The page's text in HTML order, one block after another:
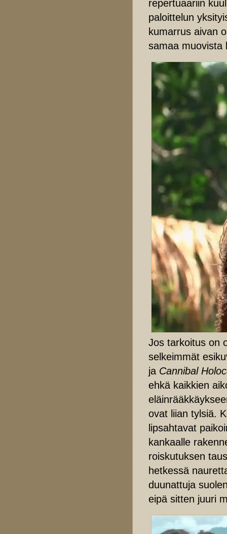
repertuaariin
paloittelun
kumarrus aivan
samaa muovista
Jos tarkoitus on
selkeimmät
ja Cannibal
ehkä kaikkien
ovat liian tylsiä.
lipsahtavat
kankaalle
roiskutuksen
hetkessä
duunattuja
eipä sitten juuri